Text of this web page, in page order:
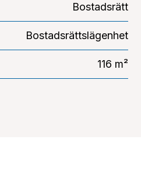
Bostadsrätt
Bostadsrättslägenhet
116 m²